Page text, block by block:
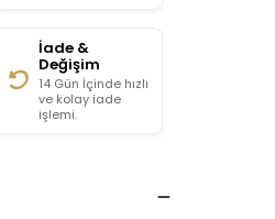
İade &
Değişim
14 Gün İçinde hızlı
ve kolay iade
işlemi.